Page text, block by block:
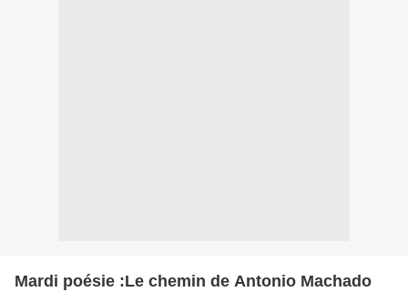
Mardi poésie :Le chemin de Antonio Machado